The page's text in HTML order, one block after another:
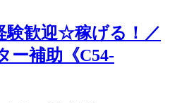
験歓迎☆稼げる！／
ー補助《C54-